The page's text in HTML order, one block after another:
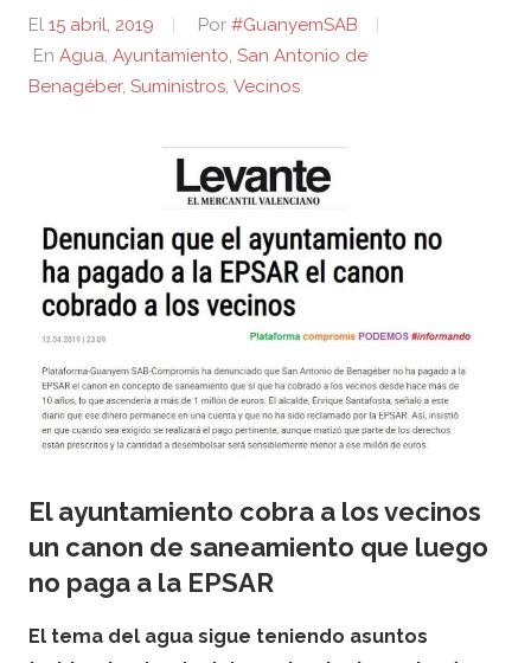
El 15 abril, 2019 Por #GuanyemSAB
En Agua, Ayuntamiento, San Antonio de
Benagéber, Suministros, Vecinos
El ayuntamiento cobra a los vecinos
un canon de saneamiento que luego
no paga a la EPSAR
El tema del agua sigue teniendo asuntos